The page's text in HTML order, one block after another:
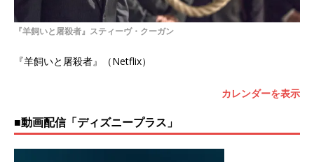
『羊飼いと屠殺者』スティーヴ・クーガン
『羊飼いと屠殺者』（Netflix）
カレンダーを表示
■動画配信「ディズニープラス」